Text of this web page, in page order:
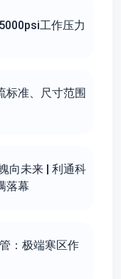
工作压力
标准、尺寸范围
向未来 | 利通科
落幕
：极端寒区作